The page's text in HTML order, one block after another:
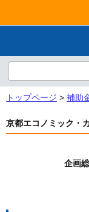
トップページ > 補助
京都エコノミック・
企画